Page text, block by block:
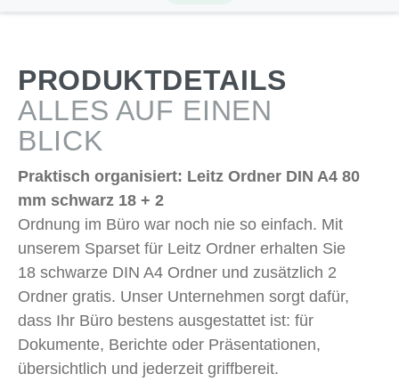
PRODUKTDETAILS
ALLES AUF EINEN
BLICK
Praktisch organisiert: Leitz Ordner DIN A4 80
mm schwarz 18 + 2
Ordnung im Büro war noch nie so einfach. Mit
unserem Sparset für Leitz Ordner erhalten Sie
18 schwarze DIN A4 Ordner und zusätzlich 2
Ordner gratis. Unser Unternehmen sorgt dafür,
dass Ihr Büro bestens ausgestattet ist: für
Dokumente, Berichte oder Präsentationen,
übersichtlich und jederzeit griffbereit.